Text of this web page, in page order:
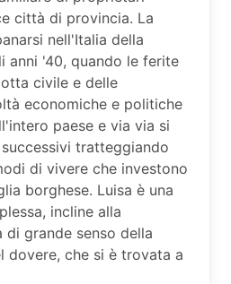
città di provincia. La
nell'Italia della
anni '40, quando le ferite
civile e delle
economiche e politiche
paese e via via si
tratteggiando
di vivere che investono
borghese. Luisa è una
incline alla
grande senso della
dovere, che si è trovata a